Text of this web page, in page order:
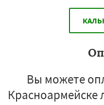
Вы можете